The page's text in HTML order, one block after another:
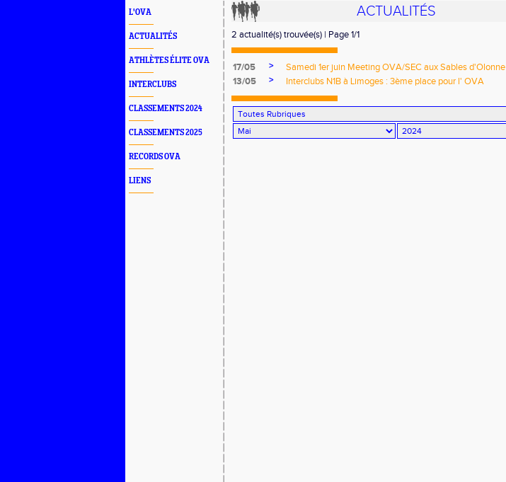
L'OVA
ACTUALITÉS
ATHLÈTES ÉLITE OVA
INTERCLUBS
CLASSEMENTS 2024
CLASSEMENTS 2025
RECORDS OVA
LIENS
ACTUALITÉS
2 actualité(s) trouvée(s) | Page 1/1
17/05 >
Samedi 1er juin Meeting OVA/SEC aux Sables d'Olonne
13/05
> Interclubs N1B à Limoges : 3ème place pour l' OVA